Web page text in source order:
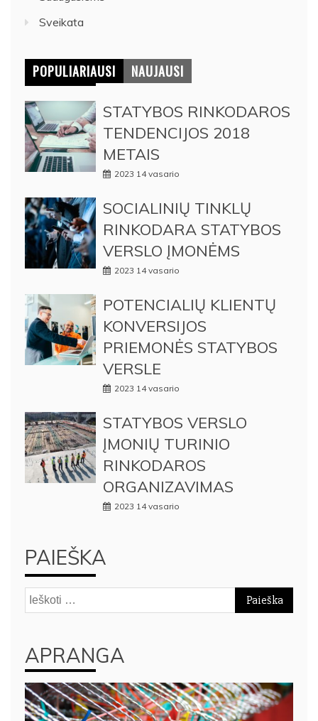
Sveikata
POPULIARIAUSI NAUJAUSI
STATYBOS RINKODAROS
TENDENCIJOS 2018
METAIS
2023 14 vasario
SOCIALINIŲ TINKLŲ
RINKODARA STATYBOS
VERSLO ĮMONĖMS
2023 14 vasario
POTENCIALIŲ KLIENTŲ
KONVERSIJOS
PRIEMONĖS STATYBOS
VERSLE
2023 14 vasario
STATYBOS VERSLO
ĮMONIŲ TURINIO
RINKODAROS
ORGANIZAVIMAS
2023 14 vasario
PAIEŠKA
Ieškoti:
APRANGA